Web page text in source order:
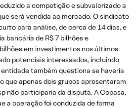
a competição e subvalorizado a
será vendida ao mercado. O sindicato
para análise, de cerca de 14 dias, e
bancária de R$ 7 bilhões e
em investimentos nos últimos
potenciais interessados, incluindo
também questiona se haveria
que apenas dois grupos apresentaram
não participaria da disputa. A Copasa,
a operação foi conduzida de forma